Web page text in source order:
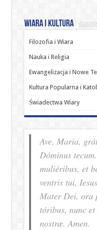
Wiara i Kultura
Filozofia i Wiara
Nauka i Religia
Ewangelizacja i Nowe
Kultura Popularna i
Świadectwa Wiary
Ave, Maria,
Dóminus
muliéribus, et
ventris tui,
Mater Dei, ora
tóribus, nunc
nostræ. Amen.